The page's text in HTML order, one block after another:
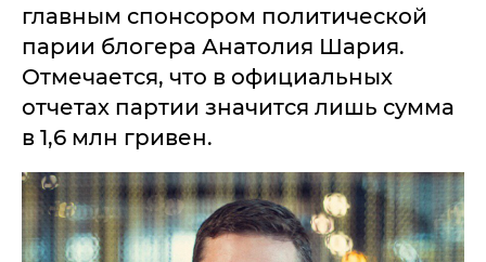
главным спонсором политической
парии блогера Анатолия Шария.
Отмечается, что в официальных
отчетах партии значится лишь сумма
в 1,6 млн гривен.